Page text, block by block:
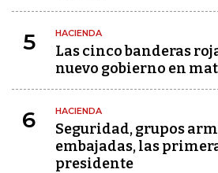
5 HACIENDA
Las cinco banderas
nuevo gobierno en
6 HACIENDA
Seguridad, grupos
embajadas, las
presidente